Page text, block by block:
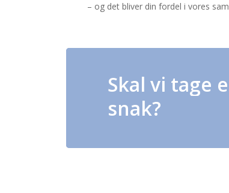
– og det bliver din fordel i vores
Skal vi tage
snak?